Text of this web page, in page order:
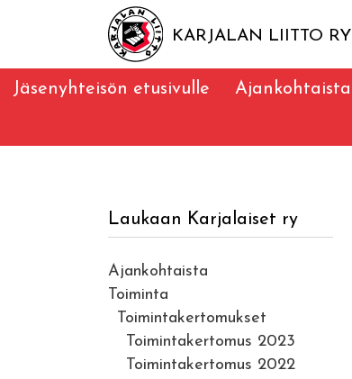
KARJALAN LIITTO RY
Jäsenyhteisön etusivulle Ajankohtaista
Laukaan Karjalaiset ry
Ajankohtaista
Toiminta
Toimintakertomukset
Toimintakertomus 2023
Toimintakertomus 2022